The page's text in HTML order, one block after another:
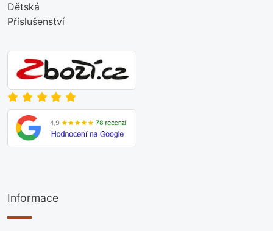
Dětská
Příslušenství
Informace